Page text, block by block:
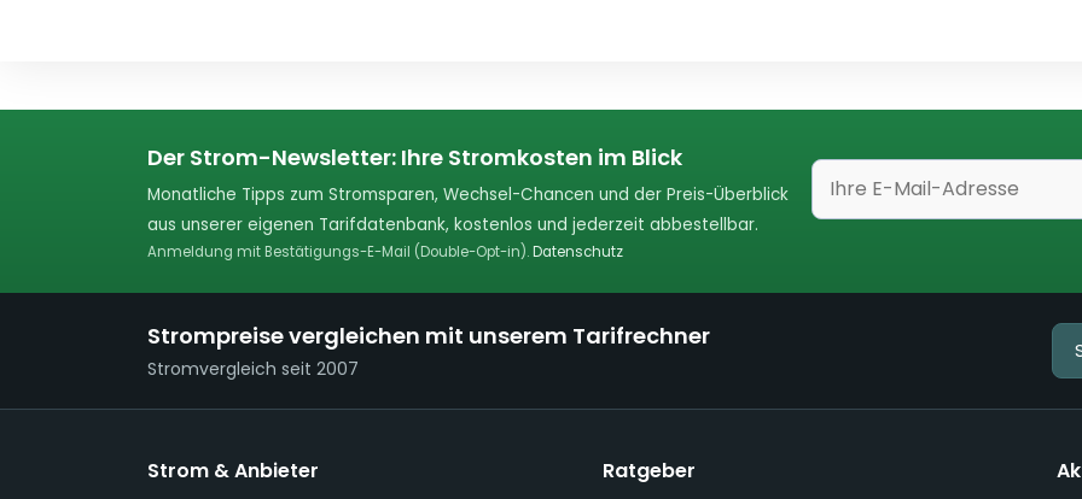
Der Strom-Newsletter: Ihre Stromkosten im Blick
Monatliche Tipps zum Stromsparen, Wechsel-Chancen und der Preis-Überblick
aus unserer eigenen Tarifdatenbank, kostenlos und jederzeit abbestellbar.
Anmeldung mit Bestätigungs-E-Mail (Double-Opt-in).Datenschutz
Strompreise vergleichen mit unserem Tarifrechner
Stromvergleich seit 2007
Strom & Anbieter Ratgeber